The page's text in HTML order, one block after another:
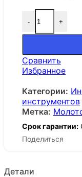
- +
Сравнить
Избранное
Категории:
инструментов
Метка:
Срок гарантии:
Поделиться
Детали